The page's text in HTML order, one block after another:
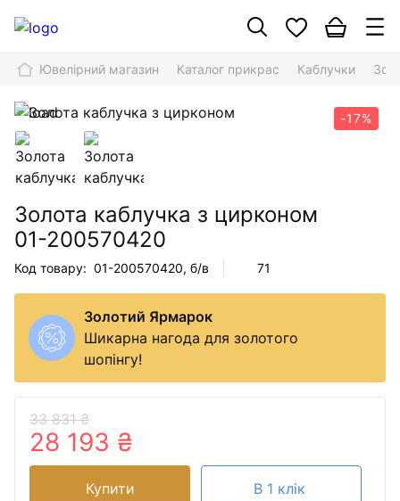
Ювелірний магазин Каталог прикрас Каблучки
-17%
Золота каблучка з цирконом
01-200570420
Код товару: 01-200570420, б/в 71
Золотий Ярмарок
Шикарна нагода для золотого
шопінгу!
33 831 ₴
28 193 ₴
Купити В 1 клік